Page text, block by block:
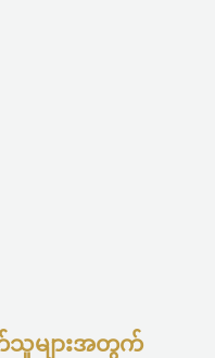
သူများအတွက်